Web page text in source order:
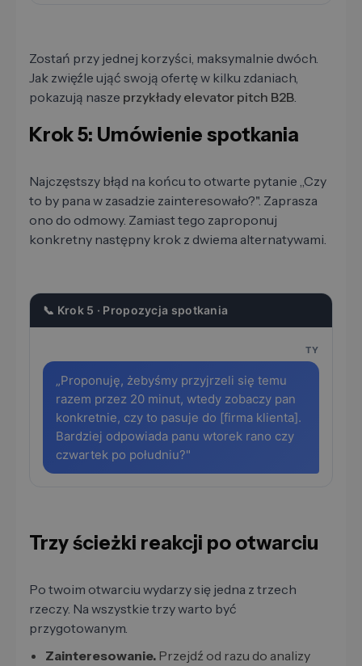
Zostań przy jednej korzyści, maksymalnie dwóch.
Jak zwięźle ująć swoją ofertę w kilku zdaniach,
pokazują nasze przykłady elevator pitch B2B.
Krok 5: Umówienie spotkania
Najczęstszy błąd na końcu to otwarte pytanie „Czy
to by pana w zasadzie zainteresowało?". Zaprasza
ono do odmowy. Zamiast tego zaproponuj
konkretny następny krok z dwiema alternatywami.
📞 Krok 5 · Propozycja spotkania
TY
„Proponuję, żebyśmy przyjrzeli się temu
razem przez 20 minut, wtedy zobaczy pan
konkretnie, czy to pasuje do [firma klienta].
Bardziej odpowiada panu wtorek rano czy
czwartek po południu?"
Trzy ścieżki reakcji po otwarciu
Po twoim otwarciu wydarzy się jedna z trzech
rzeczy. Na wszystkie trzy warto być
przygotowanym.
Zainteresowanie. Przejdź od razu do analizy